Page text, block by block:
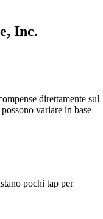
Inc.
direttamente sul
variare in base
pochi tap per